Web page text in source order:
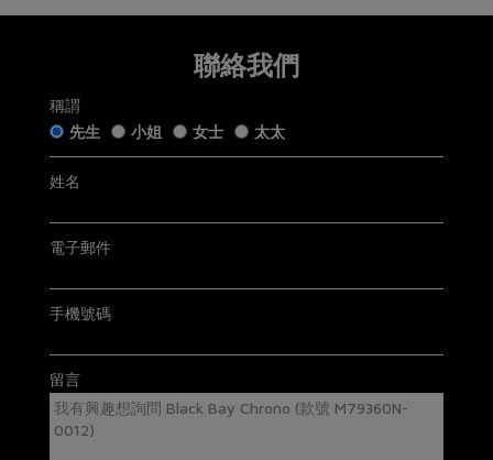
五年保用證
Tudor五年保用以保用證上日期起計 (保用證上日期按銷售發票
開立日期而定，保養內容詳情請參閱
7天無理由退換貨
如果您希望退換貨，請在收到貨品日起計7天內提交退換貨申請
或聯繫我們的客戶服務。所有退回商品都必須處於「原銷售狀
態」。我們收到您的退換貨申請後會盡快跟進。
「原銷售狀態」是指貨品：
物品」);
未曾佩戴、使用或修改，仍保持銷售時的狀態；及
電郵:watch@chowsangsang.com
星期一至星期日: 11AM -8PM
有關退貨及換貨詳情，請
聯絡我們
稱謂
先生
小姐 女士 太太
姓名
電子郵件
手機號碼
留言